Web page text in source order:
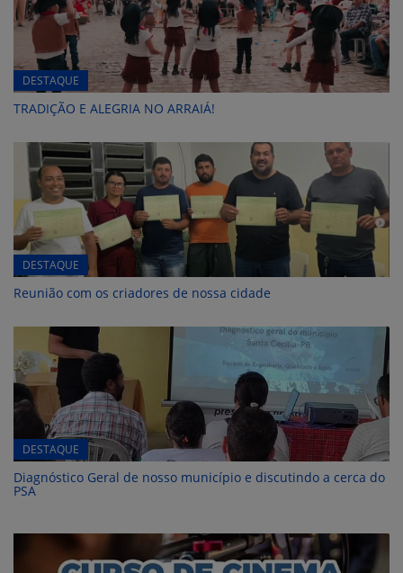
DESTAQUE
TRADIÇÃO E ALEGRIA NO ARRAIÁ!
DESTAQUE
Reunião com os criadores de nossa cidade
DESTAQUE
Diagnóstico Geral de nosso município e discutindo a cerca do
PSA